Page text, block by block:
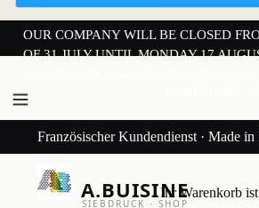
OUR COMPANY WILL BE CLOSED
OF 31 JULY UNTIL MONDAY 17
Französischer Kundendienst · Made in
A.BUISINE
SIEBDRUCK · SHOP
Ihr Warenkorb ist